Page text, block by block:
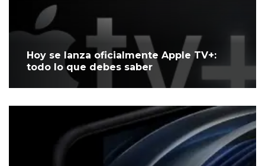
Hoy se lanza oficialmente Apple TV+:
todo lo que debes saber